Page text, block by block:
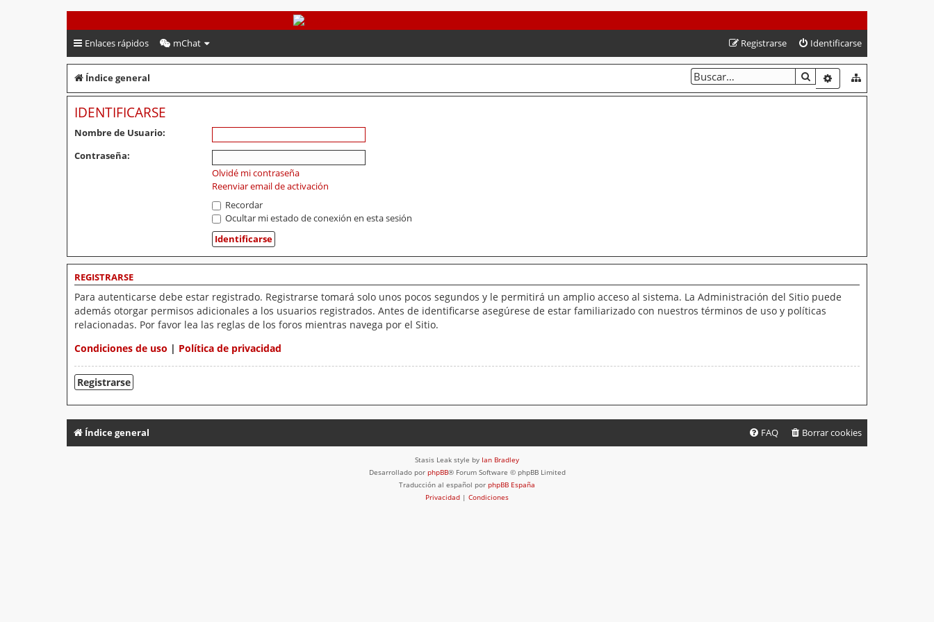
PeruVoley.com
Enlaces rápidos mChat Identificarse
Registrarse
Índice general BUSCARBÚSQUEDA
IDENTIFICARSE
Nombre de Usuario:
Contraseña:
Olvidé mi contraseña
Reenviar email de activación
Recordar
Ocultar mi estado de conexión en esta sesión
REGISTRARSE
Para autenticarse debe estar registrado. Registrarse tomará solo unos pocos segundos y le permitirá un amplio acceso al sistema. La Administración del Sitio puede
además otorgar permisos adicionales a los usuarios registrados. Antes de identificarse asegúrese de estar familiarizado con nuestros términos de uso y políticas
relacionadas. Por favor lea las reglas de los foros mientras navega por el Sitio.
Condiciones de uso | Política de privacidad
Registrarse
Índice general Borrar cookies
FAQ
Stasis Leak style by Ian Bradley
Desarrollado por phpBB® Forum Software © phpBB Limited
Traducción al español por phpBB España
Privacidad | Condiciones